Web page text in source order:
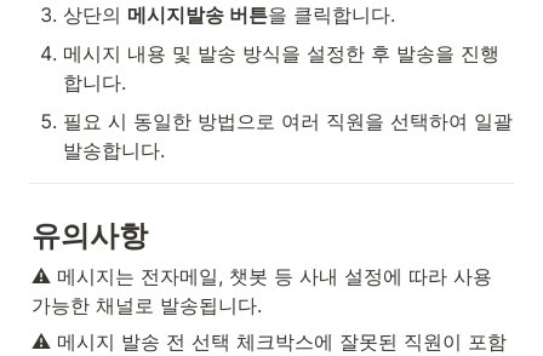
상단의 메시지발송 버튼을 클릭합니다.
메시지 내용 및 발송 방식을 설정한 후 발송을 진행
합니다.
필요 시 동일한 방법으로 여러 직원을 선택하여 일괄
발송합니다.
유의사항
⚠️ 메시지는 전자메일, 챗봇 등 사내 설정에 따라 사용
가능한 채널로 발송됩니다.
⚠️ 메시지 발송 전 선택 체크박스에 잘못된 직원이 포함